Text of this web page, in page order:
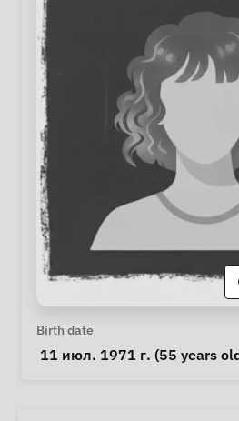
Personal
Birth date
11 июл. 1971 г. (55 years